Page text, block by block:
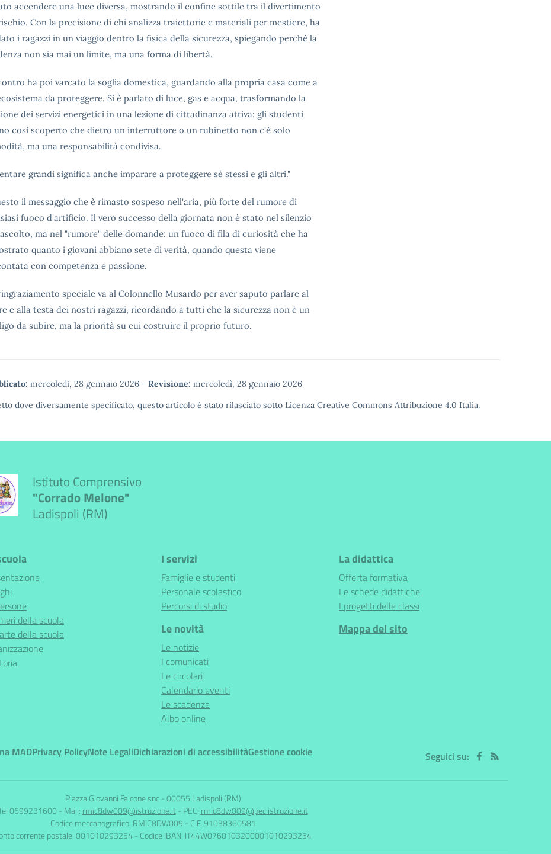
accendere una luce diversa, mostrando il confine sottile tra il divertimento
Con la precisione di chi analizza traiettorie e materiali per mestiere, ha
i ragazzi in un viaggio dentro la fisica della sicurezza, spiegando perché la
non sia mai un limite, ma una forma di libertà.
ha poi varcato la soglia domestica, guardando alla propria casa come a
da proteggere. Si è parlato di luce, gas e acqua, trasformando la
dei servizi energetici in una lezione di cittadinanza attiva: gli studenti
così scoperto che dietro un interruttore o un rubinetto non c'è solo
ma una responsabilità condivisa.
grandi significa anche imparare a proteggere sé stessi e gli altri."
il messaggio che è rimasto sospeso nell'aria, più forte del rumore di
fuoco d'artificio. Il vero successo della giornata non è stato nel silenzio
ma nel "rumore" delle domande: un fuoco di fila di curiosità che ha
quanto i giovani abbiano sete di verità, quando questa viene
con competenza e passione.
speciale va al Colonnello Musardo per aver saputo parlare al
e alla testa dei nostri ragazzi, ricordando a tutti che la sicurezza non è un
da subire, ma la priorità su cui costruire il proprio futuro.
mercoledì, 28 gennaio 2026 - Revisione: mercoledì, 28 gennaio 2026
dove diversamente specificato, questo articolo è stato rilasciato sotto Licenza Creative Commons Attribuzione 4.0 Italia.
Istituto Comprensivo
"Corrado Melone"
Ladispoli (RM)
della scuola
della scuola
I servizi
Famiglie e studenti
Personale scolastico
Percorsi di studio
Le novità
Le notizie
I comunicati
Le circolari
Calendario eventi
Le scadenze
Albo online
La didattica
Offerta formativa
Le schede didattiche
I progetti delle classi
Mappa del sito
MADPrivacy PolicyNote LegaliDichiarazioni di accessibilitàGestione cookie Seguici su:
Piazza Giovanni Falcone snc -00055 Ladispoli (RM)
0699231600 - Mail: rmic8dw009@istruzione.it - PEC: rmic8dw009@pec.istruzione.it
Codice meccanografico: RMIC8DW009 - C.F. 91038360581
corrente postale: 001010293254 - Codice IBAN: IT44W0760103200001010293254